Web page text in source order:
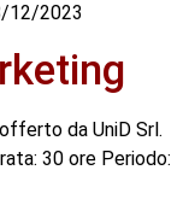
12/2023
da UniD Srl.
30 ore Periodo: